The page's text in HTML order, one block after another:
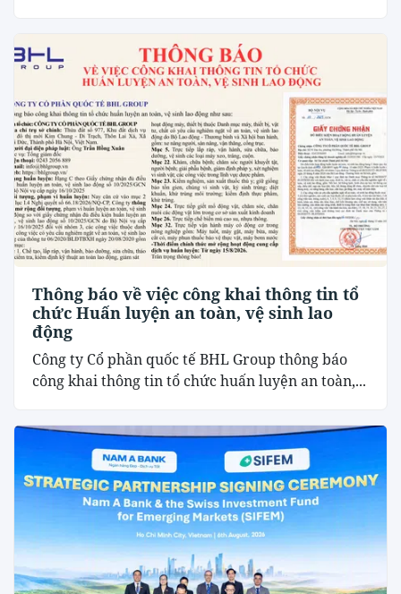
Thông báo về việc công khai thông tin tổ
chức Huấn luyện an toàn, vệ sinh lao
động
Công ty Cổ phần quốc tế BHL Group thông báo
công khai thông tin tổ chức huấn luyện an toàn,...